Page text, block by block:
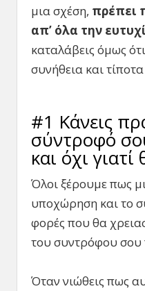
μια σχέση, πρέπει
απ’ όλα την
καταλάβεις όμως
συνήθεια και
#1 Κάνεις
σύντροφό
και όχι γιατί
Όλοι ξέρουμε πως
υποχώρηση και το
φορές που θα
του συντρόφου
Όταν νιώθεις πως